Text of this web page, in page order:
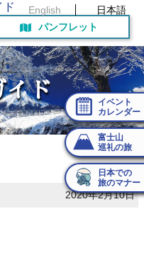
English
日本語
パンフレット
イベント
カレンダー
富士山
巡礼の旅
日本での
旅のマナー
イド
2020年2月10日